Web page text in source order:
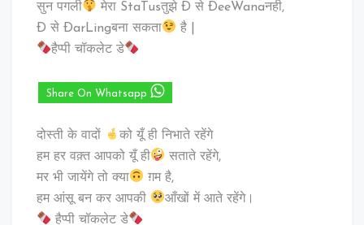
सुन पगली
मेरा StaTusतुझे Ð से ÐeeWanaनही,
Ð से ÐarLingबना सकता
है |
हैप्पी चॉकलेट डे
Share On Whatsapp
दोस्ती के वादों
को यूँ ही निभाते रहेंगे
हम हर वक़्त आपको यूँ ही
सताते रहेंगे,
मर भी जायेंगे तो क्या
ग़म है,
हम आंसू बन कर आपकी
आँखों में आते रहेंगे।
हैप्पी चॉकलेट डे